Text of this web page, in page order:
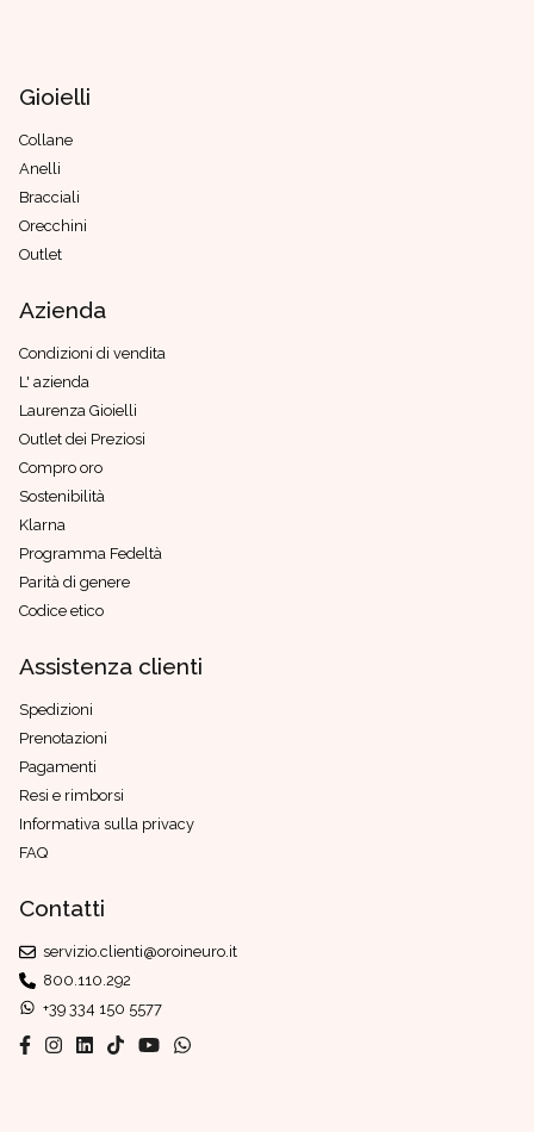
Gioielli
Collane
Anelli
Bracciali
Orecchini
Outlet
Azienda
Condizioni di vendita
L' azienda
Laurenza Gioielli
Outlet dei Preziosi
Compro oro
Sostenibilità
Klarna
Programma Fedeltà
Parità di genere
Codice etico
Assistenza clienti
Spedizioni
Prenotazioni
Pagamenti
Resi e rimborsi
Informativa sulla privacy
FAQ
Contatti
servizio.clienti@oroineuro.it
800.110.292
+39 334 150 5577